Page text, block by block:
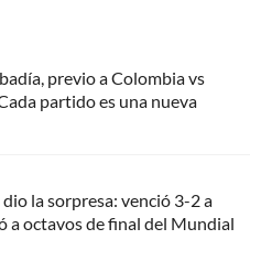
previo a Colombia vs
partido es una nueva
dio la sorpresa: venció 3-2 a
a octavos de final del Mundial